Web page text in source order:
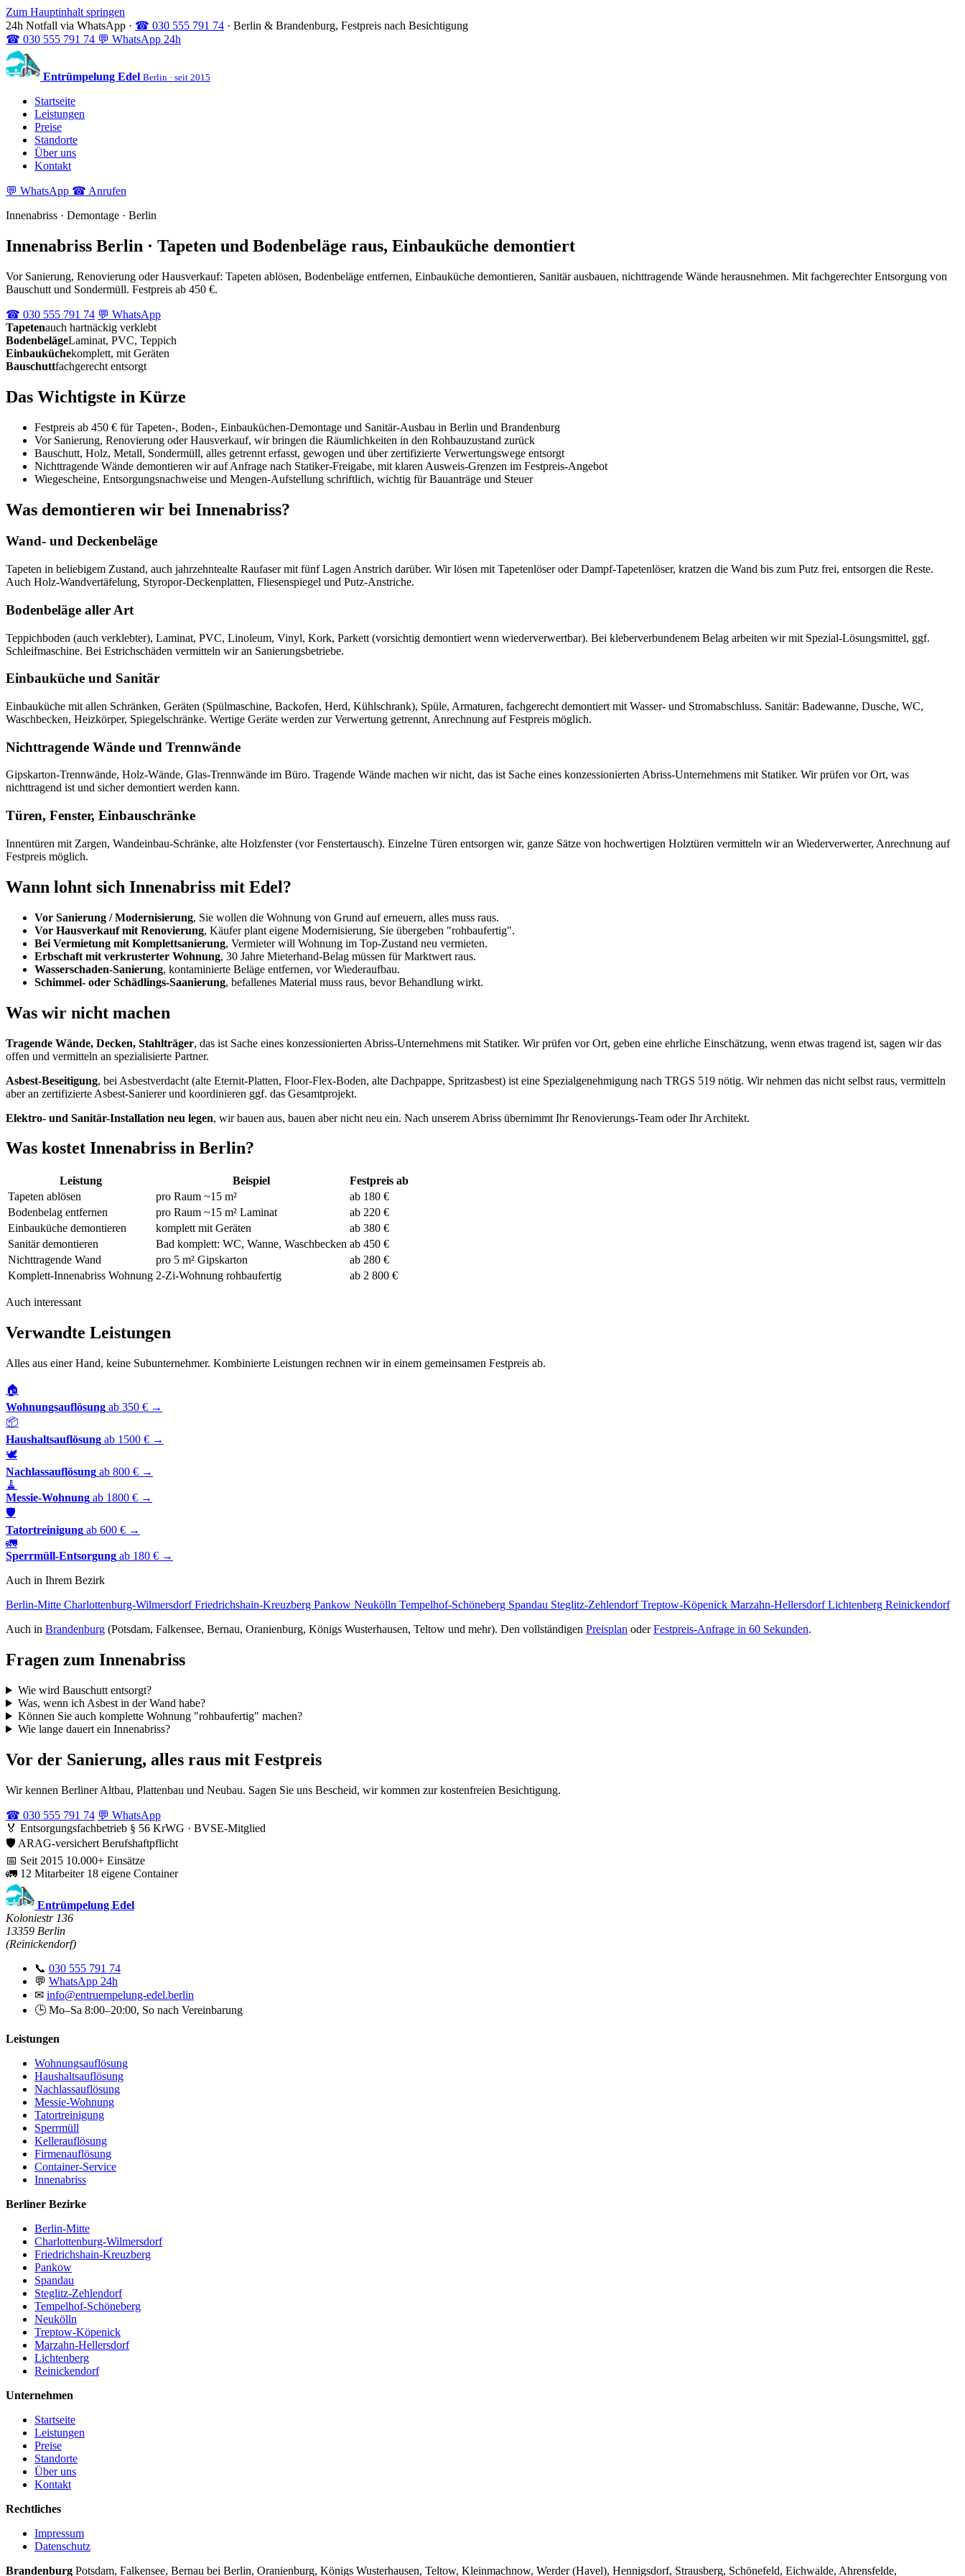
Zum Hauptinhalt springen
24h Notfall via WhatsApp · ☎ 030 555 791 74 · Berlin & Brandenburg, Festpreis nach Besichtigung
☎ 030 555 791 74 💬 WhatsApp 24h
Entrümpelung Edel Berlin · seit 2015
Startseite
Leistungen
Preise
Standorte
Über uns
Kontakt
💬 WhatsApp ☎ Anrufen
Innenabriss · Demontage · Berlin
Innenabriss Berlin · Tapeten und Bodenbeläge raus, Einbauküche demontiert
Vor Sanierung, Renovierung oder Hausverkauf: Tapeten ablösen, Bodenbeläge entfernen, Einbauküche demontieren, Sanitär ausbauen, nichttragende Wände herausnehmen. Mit fachgerechter Entsorgung von
Bauschutt und Sondermüll. Festpreis ab 450 €.
☎ 030 555 791 74 💬 WhatsApp
Tapetenauch hartnäckig verklebt
BodenbelägeLaminat, PVC, Teppich
Einbauküchekomplett, mit Geräten
Bauschuttfachgerecht entsorgt
Das Wichtigste in Kürze
Festpreis ab 450 € für Tapeten-, Boden-, Einbauküchen-Demontage und Sanitär-Ausbau in Berlin und Brandenburg
Vor Sanierung, Renovierung oder Hausverkauf, wir bringen die Räumlichkeiten in den Rohbauzustand zurück
Bauschutt, Holz, Metall, Sondermüll, alles getrennt erfasst, gewogen und über zertifizierte Verwertungswege entsorgt
Nichttragende Wände demontieren wir auf Anfrage nach Statiker-Freigabe, mit klaren Ausweis-Grenzen im Festpreis-Angebot
Wiegescheine, Entsorgungsnachweise und Mengen-Aufstellung schriftlich, wichtig für Bauanträge und Steuer
Was demontieren wir bei Innenabriss?
Wand- und Deckenbeläge
Tapeten in beliebigem Zustand, auch jahrzehntealte Raufaser mit fünf Lagen Anstrich darüber. Wir lösen mit Tapetenlöser oder Dampf-Tapetenlöser, kratzen die Wand bis zum Putz frei, entsorgen die Reste.
Auch Holz-Wandvertäfelung, Styropor-Deckenplatten, Fliesenspiegel und Putz-Anstriche.
Bodenbeläge aller Art
Teppichboden (auch verklebter), Laminat, PVC, Linoleum, Vinyl, Kork, Parkett (vorsichtig demontiert wenn wiederverwertbar). Bei kleberverbundenem Belag arbeiten wir mit Spezial-Lösungsmittel, ggf.
Schleifmaschine. Bei Estrichschäden vermitteln wir an Sanierungsbetriebe.
Einbauküche und Sanitär
Einbauküche mit allen Schränken, Geräten (Spülmaschine, Backofen, Herd, Kühlschrank), Spüle, Armaturen, fachgerecht demontiert mit Wasser- und Stromabschluss. Sanitär: Badewanne, Dusche, WC,
Waschbecken, Heizkörper, Spiegelschränke. Wertige Geräte werden zur Verwertung getrennt, Anrechnung auf Festpreis möglich.
Nichttragende Wände und Trennwände
Gipskarton-Trennwände, Holz-Wände, Glas-Trennwände im Büro. Tragende Wände machen wir nicht, das ist Sache eines konzessionierten Abriss-Unternehmens mit Statiker. Wir prüfen vor Ort, was
nichttragend ist und sicher demontiert werden kann.
Türen, Fenster, Einbauschränke
Innentüren mit Zargen, Wandeinbau-Schränke, alte Holzfenster (vor Fenstertausch). Einzelne Türen entsorgen wir, ganze Sätze von hochwertigen Holztüren vermitteln wir an Wiederverwerter, Anrechnung auf
Festpreis möglich.
Wann lohnt sich Innenabriss mit Edel?
Vor Sanierung / Modernisierung, Sie wollen die Wohnung von Grund auf erneuern, alles muss raus.
Vor Hausverkauf mit Renovierung, Käufer plant eigene Modernisierung, Sie übergeben "rohbaufertig".
Bei Vermietung mit Komplettsanierung, Vermieter will Wohnung im Top-Zustand neu vermieten.
Erbschaft mit verkrusterter Wohnung, 30 Jahre Mieterhand-Belag müssen für Marktwert raus.
Wasserschaden-Sanierung, kontaminierte Beläge entfernen, vor Wiederaufbau.
Schimmel- oder Schädlings-Saanierung, befallenes Material muss raus, bevor Behandlung wirkt.
Was wir nicht machen
Tragende Wände, Decken, Stahlträger, das ist Sache eines konzessionierten Abriss-Unternehmens mit Statiker. Wir prüfen vor Ort, geben eine ehrliche Einschätzung, wenn etwas tragend ist, sagen wir das
offen und vermitteln an spezialisierte Partner.
Asbest-Beseitigung, bei Asbestverdacht (alte Eternit-Platten, Floor-Flex-Boden, alte Dachpappe, Spritzasbest) ist eine Spezialgenehmigung nach TRGS 519 nötig. Wir nehmen das nicht selbst raus, vermitteln
aber an zertifizierte Asbest-Sanierer und koordinieren ggf. das Gesamtprojekt.
Elektro- und Sanitär-Installation neu legen, wir bauen aus, bauen aber nicht neu ein. Nach unserem Abriss übernimmt Ihr Renovierungs-Team oder Ihr Architekt.
Was kostet Innenabriss in Berlin?
Leistung Beispiel
Festpreis ab
Tapeten ablösen
pro Raum ~15 m²
ab 180 €
Bodenbelag entfernen
pro Raum ~15 m² Laminat
ab 220 €
Einbauküche demontieren
komplett mit Geräten
ab 380 €
Sanitär demontieren
Bad komplett: WC, Wanne, Waschbecken ab 450 €
Nichttragende Wand
pro 5 m² Gipskarton
ab 280 €
Komplett-Innenabriss Wohnung 2-Zi-Wohnung rohbaufertig ab 2 800 €
Auch interessant
Verwandte Leistungen
Alles aus einer Hand, keine Subunternehmer. Kombinierte Leistungen rechnen wir in einem gemeinsamen Festpreis ab.
🏠
Wohnungsauflösung ab 350 € →
📦
Haushaltsauflösung ab 1500 € →
🕊️
Nachlassauflösung ab 800 € →
🧹
Messie-Wohnung ab 1800 € →
🛡️
Tatortreinigung ab 600 € →
🚛
Sperrmüll-Entsorgung ab 180 € →
Auch in Ihrem Bezirk
Berlin-Mitte Charlottenburg-WilmersdorfFriedrichshain-Kreuzberg Pankow Neukölln Tempelhof-Schöneberg Spandau Steglitz-ZehlendorfTreptow-Köpenick Marzahn-HellersdorfLichtenberg Reinickendorf
Auch in Brandenburg (Potsdam, Falkensee, Bernau, Oranienburg, Königs Wusterhausen, Teltow und mehr). Den vollständigen Preisplan oderFestpreis-Anfrage in 60 Sekunden.
Fragen zum Innenabriss
Wie wird Bauschutt entsorgt?
Was, wenn ich Asbest in der Wand habe?
Können Sie auch komplette Wohnung "rohbaufertig" machen?
Wie lange dauert ein Innenabriss?
Vor der Sanierung, alles raus mit Festpreis
Wir kennen Berliner Altbau, Plattenbau und Neubau. Sagen Sie uns Bescheid, wir kommen zur kostenfreien Besichtigung.
☎ 030 555 791 74 💬 WhatsApp
🏅 Entsorgungsfachbetrieb § 56 KrWG · BVSE-Mitglied
🛡️ ARAG-versichert Berufshaftpflicht
📅 Seit 2015 10.000+ Einsätze
🚛 12 Mitarbeiter 18 eigene Container
Entrümpelung Edel
Koloniestr 136
13359 Berlin
(Reinickendorf)
📞 030 555 791 74
💬 WhatsApp 24h
✉ info@entruempelung-edel.berlin
🕒 Mo–Sa 8:00–20:00, So nach Vereinbarung
Leistungen
Wohnungsauflösung
Haushaltsauflösung
Nachlassauflösung
Messie-Wohnung
Tatortreinigung
Sperrmüll
Kellerauflösung
Firmenauflösung
Container-Service
Innenabriss
Berliner Bezirke
Berlin-Mitte
Charlottenburg-Wilmersdorf
Friedrichshain-Kreuzberg
Pankow
Spandau
Steglitz-Zehlendorf
Tempelhof-Schöneberg
Neukölln
Treptow-Köpenick
Marzahn-Hellersdorf
Lichtenberg
Reinickendorf
Unternehmen
Startseite
Leistungen
Preise
Standorte
Über uns
Kontakt
Rechtliches
Impressum
Datenschutz
Brandenburg Potsdam, Falkensee, Bernau bei Berlin, Oranienburg, Königs Wusterhausen, Teltow, Kleinmachnow, Werder (Havel), Hennigsdorf, Strausberg, Schönefeld, Eichwalde, Ahrensfelde,